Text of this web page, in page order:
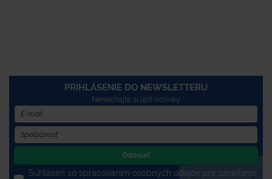
PRIHLÁSENIE DO NEWSLETTERU
Nenechajte si újsť novinky
Odoslať
Súhlasím so spracovaním osobných údajov pre zasielanie